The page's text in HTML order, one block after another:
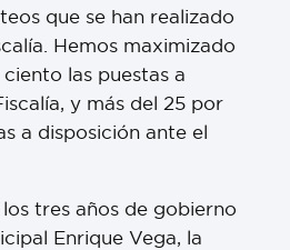
que se han realizado
Hemos maximizado
las puestas a
y más del 25 por
a disposición ante el
tres años de gobierno
Enrique Vega, la